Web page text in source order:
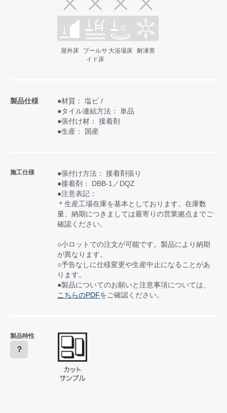
屋外床
プールサ
イド床
大浴場床 耐凍害
製品仕様
●材質： 塩ビ /
●タイル連結方法： 単品
●張付け材： 接着剤
●生産： 国産
施工仕様
●張付け方法： 接着剤張り
●接着剤： DBB-1／DQZ
●注意表記：
＊生産工場在庫を基本としております。在庫数
量、納期につきましては最寄りの営業拠点までご
確認ください。
○小ロットでの注文が可能です。製品により納期
が異なります。
○予告なしに仕様変更や生産中止になることがあ
ります。
●製品についてのお願いと注意事項については、
こちらのPDFをご確認ください。
製品特性
？